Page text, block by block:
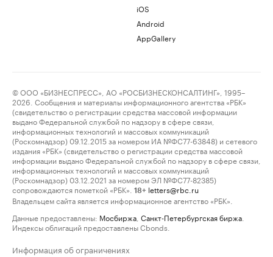
iOS
Android
AppGallery
© ООО «БИЗНЕСПРЕСС», АО «РОСБИЗНЕСКОНСАЛТИНГ», 1995–
2026. Сообщения и материалы информационного агентства «РБК»
(свидетельство о регистрации средства массовой информации
выдано Федеральной службой по надзору в сфере связи,
информационных технологий и массовых коммуникаций
(Роскомнадзор) 09.12.2015 за номером ИА №ФС77-63848) и сетевого
издания «РБК» (свидетельство о регистрации средства массовой
информации выдано Федеральной службой по надзору в сфере связи,
информационных технологий и массовых коммуникаций
(Роскомнадзор) 03.12.2021 за номером ЭЛ №ФС77-82385)
сопровождаются пометкой «РБК».
18+ letters@rbc.ru
Владельцем сайта является информационное агентство «РБК».
Данные предоставлены: Мосбиржа Санкт-Петербургская биржа
Индексы облигаций предоставлены Cbonds.
Информация об ограничениях